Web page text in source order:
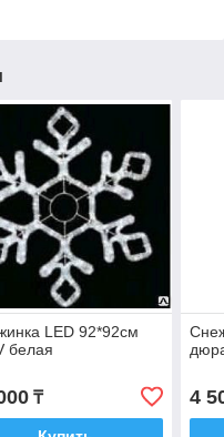
LED 92*92см
белая
₸ 4